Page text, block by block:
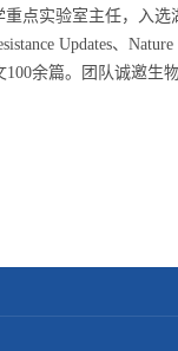
点实验室主任，入选
Updates、Nature
100余篇。团队诚邀生